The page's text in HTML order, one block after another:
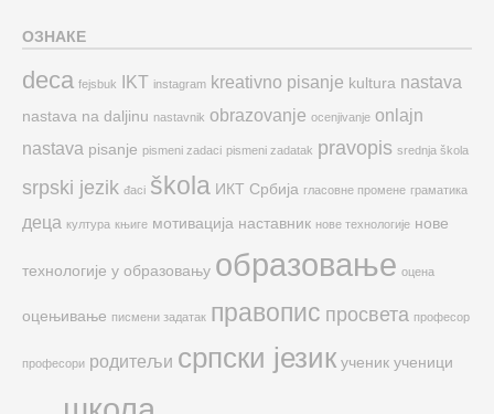
ОЗНАКЕ
deca fejsbuk IKT instagram kreativno pisanje kultura nastava
nastava na daljinu nastavnik obrazovanje ocenjivanje onlajn
nastava pisanje pismeni zadaci pismeni zadatak pravopis srednja škola
srpski jezik đaci škola ИКТ Србија гласовне промене граматика
деца култура књиге мотивација наставник нове технологије нове
технологије у образовању образовање оцена
оцењивање писмени задатак правопис просвета професор
професори родитељи српски језик ученик ученици